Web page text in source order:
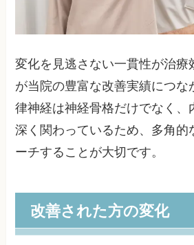
変化を見逃さない一貫性が治療
が当院の豊富な改善実績につな
律神経は神経骨格だけでなく、
深く関わっているため、多角的
ーチすることが大切です。
改善された方の変化